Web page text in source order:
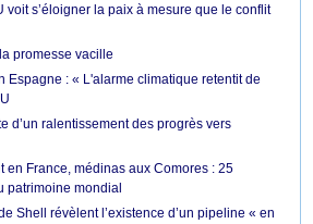
voit s’éloigner la paix à mesure que le conflit
promesse vacille
Espagne : « L'alarme climatique retentit de
d’un ralentissement des progrès vers
en France, médinas aux Comores : 25
patrimoine mondial
Shell révèlent l’existence d’un pipeline « en